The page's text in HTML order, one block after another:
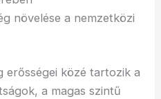
növelése a nemzetközi
erősségei közé tartozik a
a magas szintű